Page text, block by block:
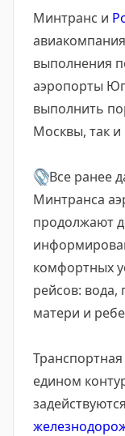
Минтранс и
выполнения
аэропорты
выполнить
Москвы, так и
📎Все ранее
Минтранса
продолжают
комфортных
рейсов: вода,
матери и
едином